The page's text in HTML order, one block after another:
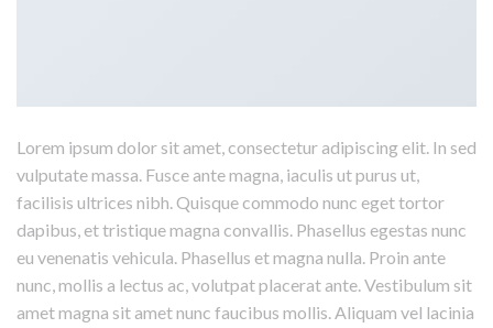
Lorem ipsum dolor sit amet, consectetur adipiscing elit. In sed
vulputate massa. Fusce ante magna, iaculis ut purus ut,
facilisis ultrices nibh. Quisque commodo nunc eget tortor
dapibus, et tristique magna convallis. Phasellus egestas nunc
eu venenatis vehicula. Phasellus et magna nulla. Proin ante
nunc, mollis a lectus ac, volutpat placerat ante. Vestibulum sit
amet magna sit amet nunc faucibus mollis. Aliquam vel lacinia